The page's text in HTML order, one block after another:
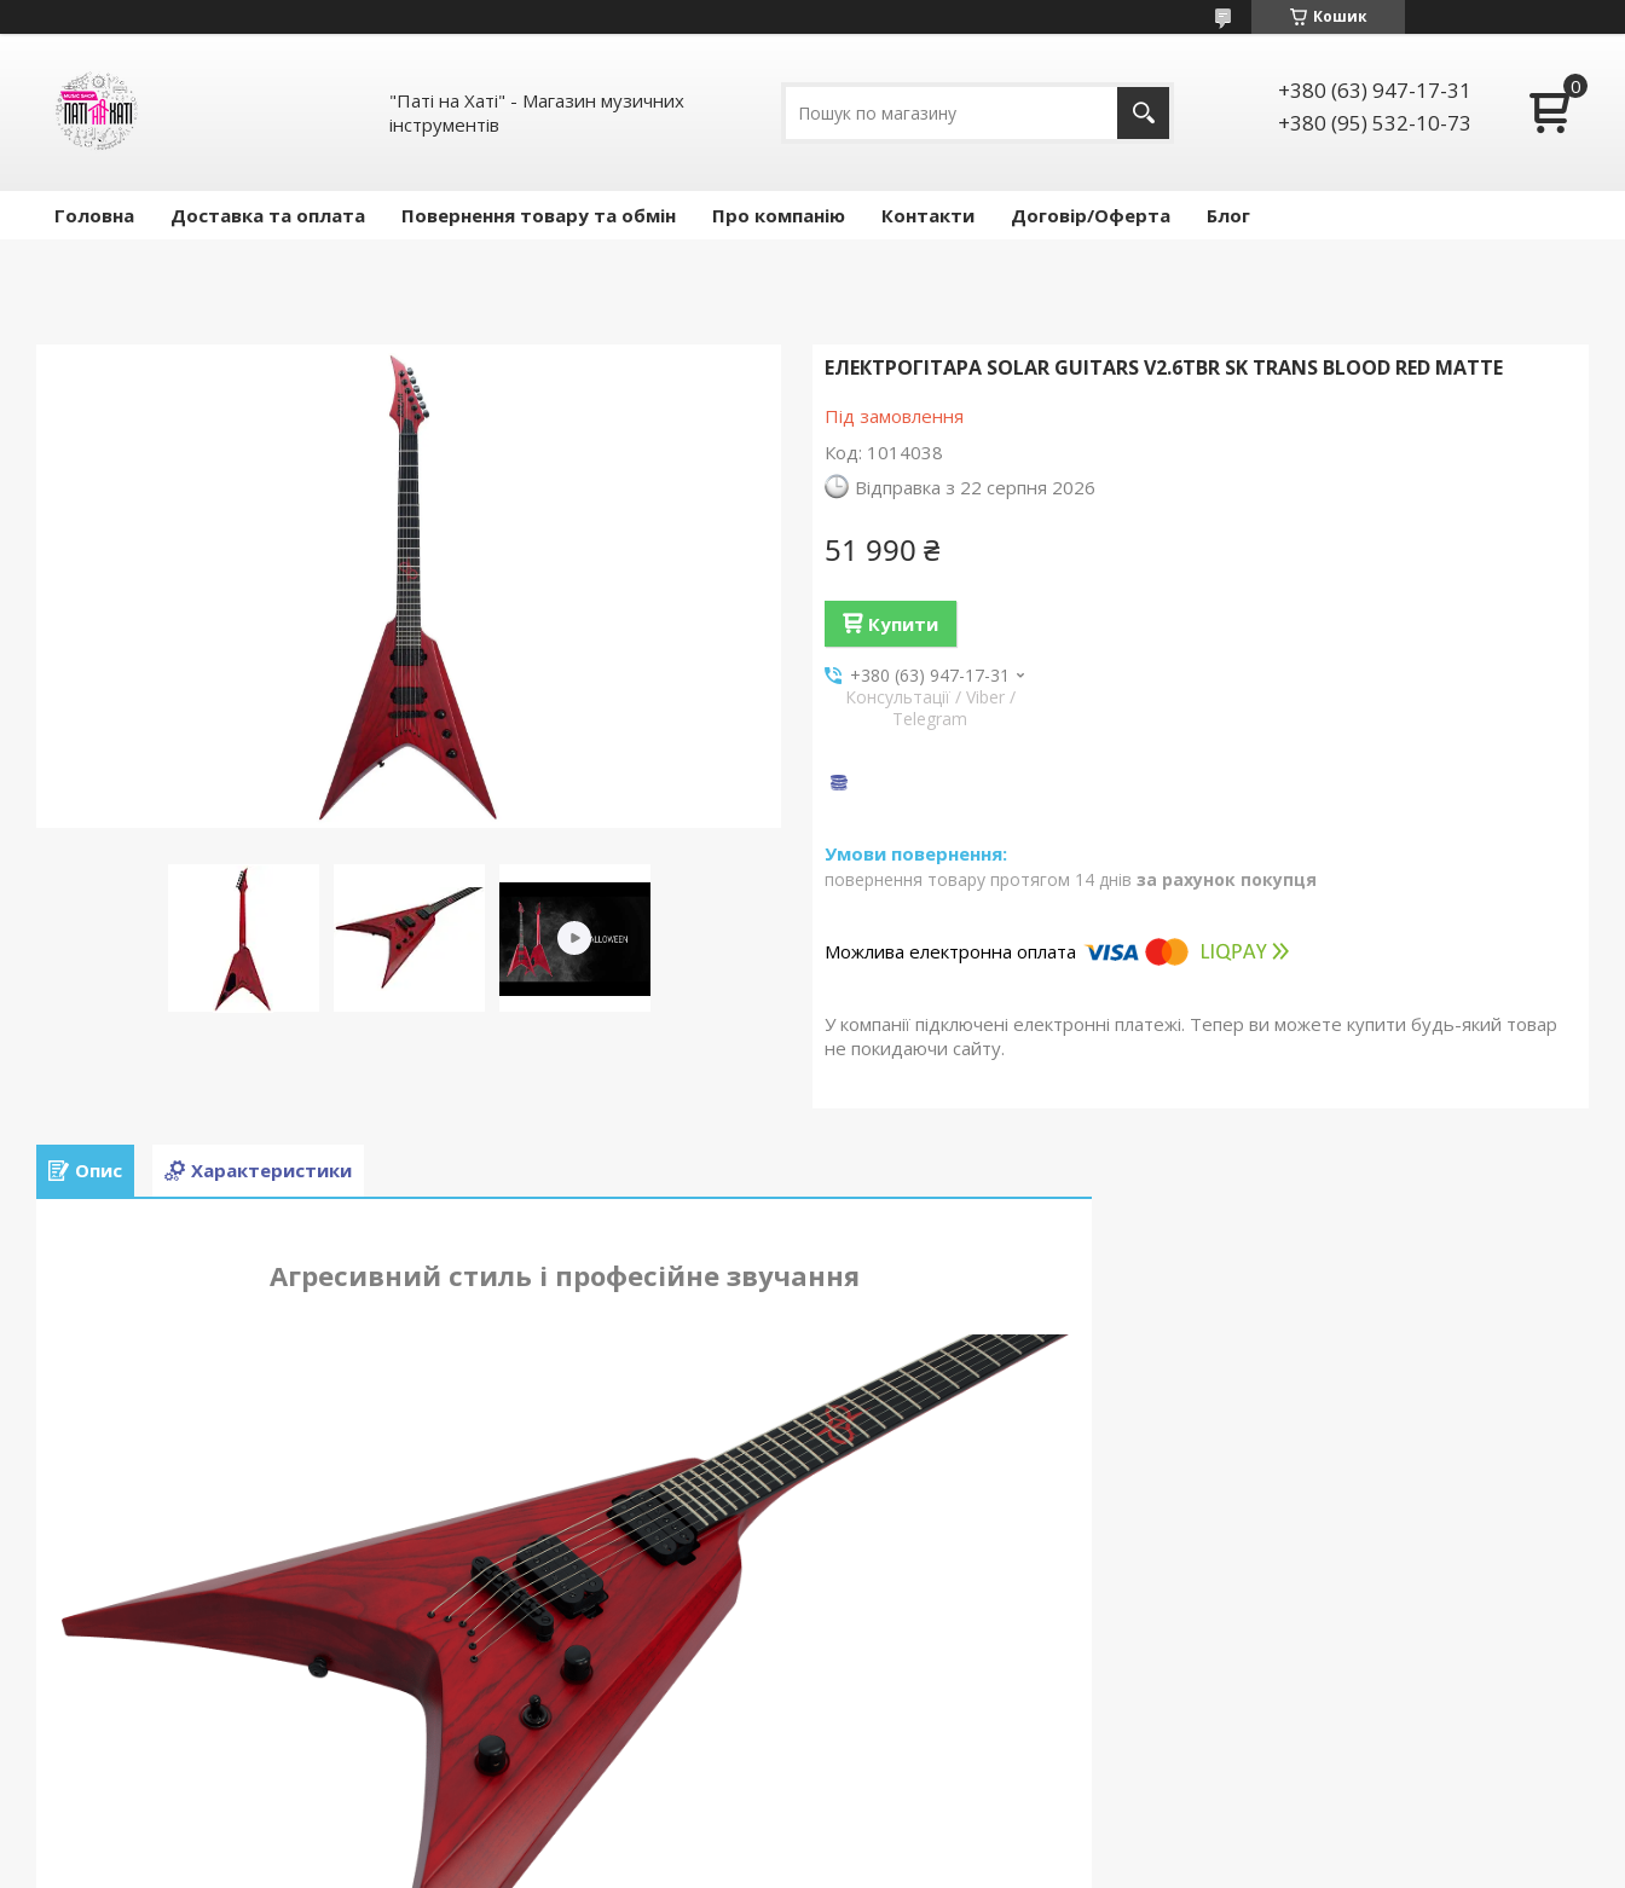
Кошик
"Паті на Хаті" - Магазин музичних
інструментів
+380 (63) 947-17-31
+380 (95) 532-10-73
Головна Доставка та оплата Повернення товару та обмін Про компанію Контакти Договір/Оферта Блог
ЕЛЕКТРОГІТАРА SOLAR GUITARS V2.6TBR SK TRANS BLOOD RED MATTE
Під замовлення
Код: 1014038
Відправка з 22 серпня 2026
51 990 ₴
Купити
+380 (63) 947-17-31
Консультації / Viber /
Telegram
повернення товару протягом 14 днів за рахунок покупця
У компанії підключені електронні платежі. Тепер ви можете купити будь-який товар
не покидаючи сайту.
Опис Характеристики
Агресивний стиль і професійне звучання